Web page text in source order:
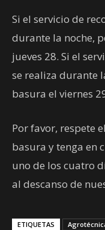
Si el servicio de
durante la noche,
jueves 28. Si el
se realiza durante
basura el viernes
Por favor, respete
basura y tenga en
uno de los cuatro
al descanso de
ETIQUETAS